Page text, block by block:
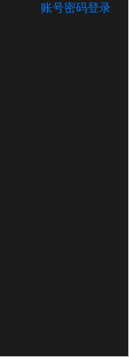
账号密码登录